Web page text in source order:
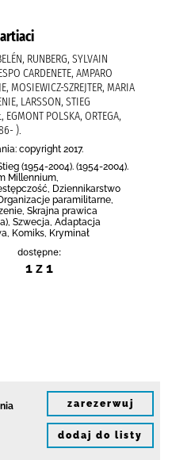
RUNBERG, SYLVAIN
CARDENETE, AMPARO
MOSIEWICZ-SZREJTER, MARIA
LARSSON, STIEG
EGMONT POLSKA, ORTEGA,
).
copyright 2017.
(1954-2004). (1954-2004).
Millennium,
Dziennikarstwo
paramilitarne,
Skrajna prawica
Szwecja, Adaptacja
Komiks, Kryminał
dostępne:
1 z 1
zarezerwuj
dodaj do listy